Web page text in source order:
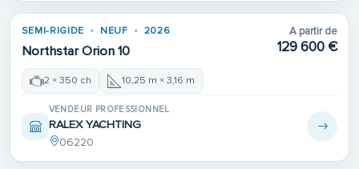
SEMI-RIGIDE NEUF 2026
Northstar Orion 10
A partir de
129 600 €
2 × 350 ch 10,25 m × 3,16 m
VENDEUR PROFESSIONNEL
RALEX YACHTING
06220